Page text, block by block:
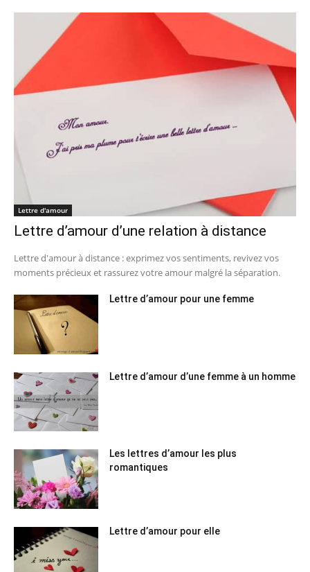
Lettre d'amour
Lettre d’amour d’une relation à distance
Lettre d'amour à distance : exprimez vos sentiments, revivez vos
moments précieux et rassurez votre amour malgré la séparation.
Lettre d’amour pour une femme
Lettre d’amour d’une femme à un homme
Les lettres d’amour les plus
romantiques
Lettre d’amour pour elle